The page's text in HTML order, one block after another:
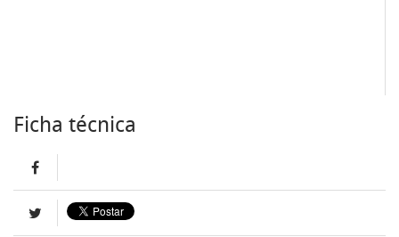
Ficha técnica